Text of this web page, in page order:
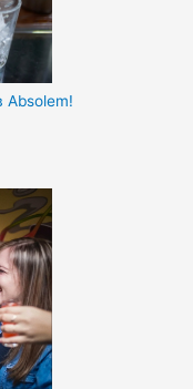
Absolem!